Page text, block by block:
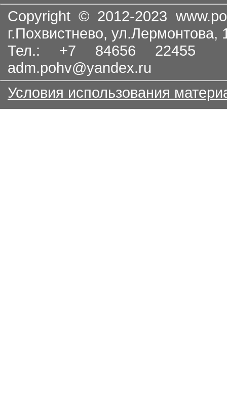
Copyright © 2012-2023
г.Похвистнево, ул.Лермонтова,
Тел.: +7 84656
adm.pohv@yandex.ru
Условия использования